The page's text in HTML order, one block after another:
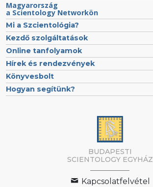
Magyarország
a Scientology Networkön
Mi a Szcientológia?
Kezdő szolgáltatások
Online tanfolyamok
Hírek és rendezvények
Könyvesbolt
Hogyan segítünk?
BUDAPESTI
SCIENTOLOGY EGYHÁZ
Kapcsolatfelvétel